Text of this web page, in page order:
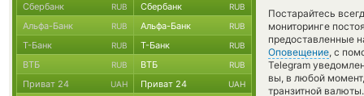
Постарайтесь
мониторинге
предоставленные
Оповещение, с
Telegram
вы, в любой
транзитной валюты.
Сбербанк RUB Сбербанк RUB
Альфа-Банк RUB Альфа-Банк RUB
Т-Банк RUB Т-Банк RUB
ВТБ RUB ВТБ RUB
Приват 24 UAH Приват 24 UAH